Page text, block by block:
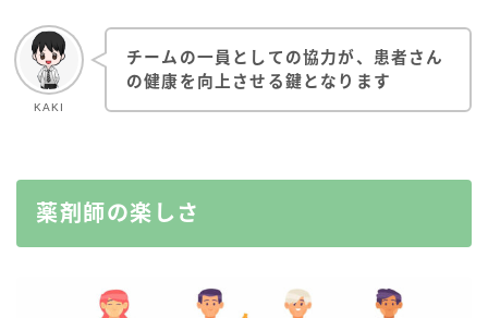
KAKI
チームの一員としての協力が、患者さん
の健康を向上させる鍵となります
薬剤師の楽しさ